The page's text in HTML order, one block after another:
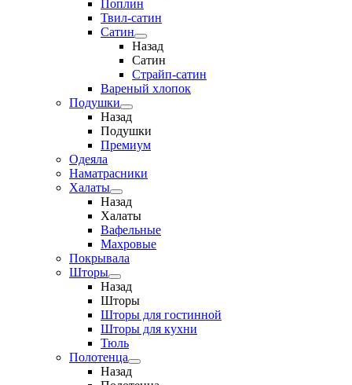
Поплин
Твил-сатин
Сатин
Назад
Сатин
Страйп-сатин
Вареный хлопок
Подушки
Назад
Подушки
Премиум
Одеяла
Наматрасники
Халаты
Назад
Халаты
Вафельные
Махровые
Покрывала
Шторы
Назад
Шторы
Шторы для гостинной
Шторы для кухни
Тюль
Полотенца
Назад